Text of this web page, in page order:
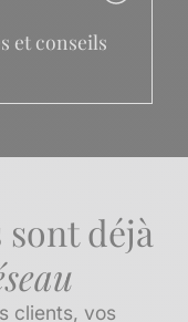
et conseils
déjà
clients, vos